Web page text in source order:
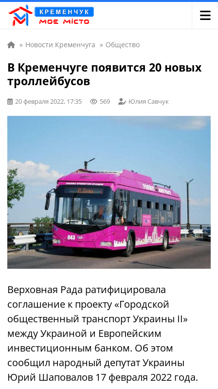
» Новости Кременчуга » Общество
В Кременчуге появится 20 новых
троллейбусов
20 февраля 2022, 17:35 569 Юлия Савчук
Верховная Рада ратифицировала
соглашение к проекту «Городской
общественный транспорт Украины II»
между Украиной и Европейским
инвестиционным банком. Об этом
сообщил народный депутат Украины
Юрий Шаповалов 17 февраля 2022 года.